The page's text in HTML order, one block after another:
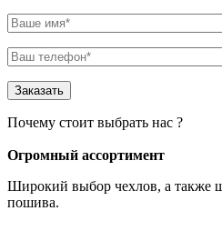
Почему стоит выбрать нас ?
Огромный ассортимент
Широкий выбор чехлов, а также
пошива.